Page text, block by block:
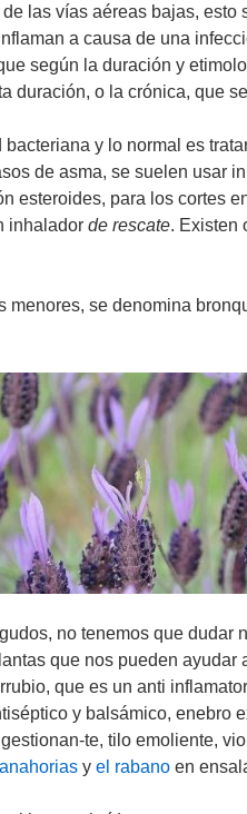
las vías aéreas bajas, esto
a causa de una
según la duración y
duración, o la crónica, que
y lo normal es
de asma, se suelen usar
esteroides, para los cortes
inhalador de rescate. Existen
menores, se denomina
no tenemos que dudar
que nos pueden ayudar
que es un anti
y balsámico, enebro
te, tilo emoliente,
y el rabano en